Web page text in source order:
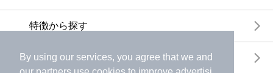
By using our services, you agree that we and
特徴から探す
温泉地から探す